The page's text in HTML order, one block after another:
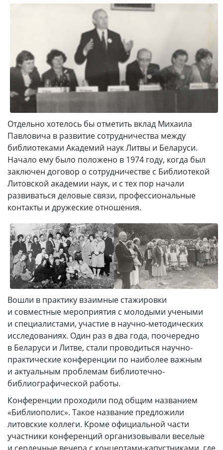
Отдельно хотелось бы отметить вклад Михаила
Павловича в развитие сотрудничества между
библиотеками Академий наук Литвы и Беларуси.
Начало ему было положено в 1974 году, когда был
заключен договор о сотрудничестве с Библиотекой
Литовской академии наук, и с тех пор начали
развиваться деловые связи, профессиональные
контакты и дружеские отношения.
Вошли в практику взаимные стажировки
и совместные мероприятия с молодыми учеными
и специалистами, участие в научно-методических
исследованиях. Один раз в два года, поочередно
в Беларуси и Литве, стали проводиться научно-
практические конференции по наиболее важным
и актуальным проблемам библиотечно-
библиографической работы.
Конференции проходили под общим названием
«Библиополис». Такое название предложили
литовские коллеги. Кроме официальной части
участники конференций организовывали веселые